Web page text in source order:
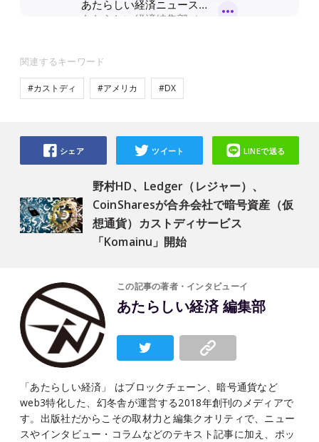
関連するキーワード
#カストディ #アメリカ #DX
野村HD、Ledger（レジャー）、
CoinSharesが合弁会社で暗号資産（仮
想通貨）カストディサービス
「Komainu」開始
シェア ツイート LINEで送る
この記事の著者・インタビューイ
あたらしい経済 編集部
「あたらしい経済」 はブロックチェーン、暗号通貨など
web3特化した、幻冬舎が運営する2018年創刊のメディアで
す。出版社だからこその取材力と編集クオリティで、ニュー
スやインタビュー・コラムなどのテキスト記事に加え、ポッ